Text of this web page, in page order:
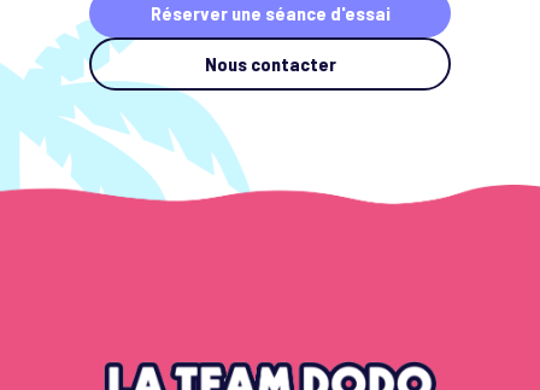
Réserver une séance d'essai
Nous contacter